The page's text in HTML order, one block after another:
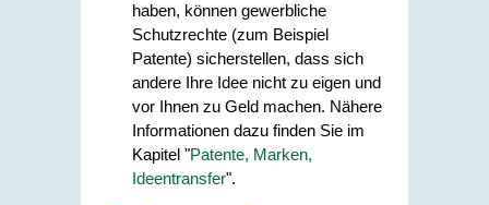
haben, können gewerbliche
Schutzrechte (zum Beispiel
Patente) sicherstellen, dass sich
andere Ihre Idee nicht zu eigen und
vor Ihnen zu Geld machen. Nähere
Informationen dazu finden Sie im
Kapitel "Patente, Marken,
Ideentransfer".